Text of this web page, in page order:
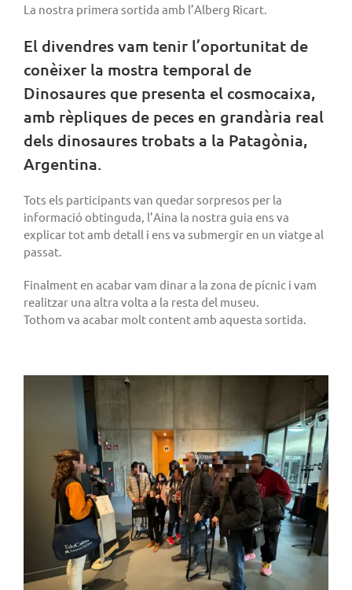
La nostra primera sortida amb l’Alberg Ricart.
El divendres vam tenir l’oportunitat de
conèixer la mostra temporal de
Dinosaures que presenta el cosmocaixa,
amb rèpliques de peces en grandària real
dels dinosaures trobats a la Patagònia,
Argentina.
Tots els participants van quedar sorpresos per la
informació obtinguda, l’Aina la nostra guia ens va
explicar tot amb detall i ens va submergir en un viatge al
passat.
Finalment en acabar vam dinar a la zona de pícnic i vam
realitzar una altra volta a la resta del museu.
Tothom va acabar molt content amb aquesta sortida.